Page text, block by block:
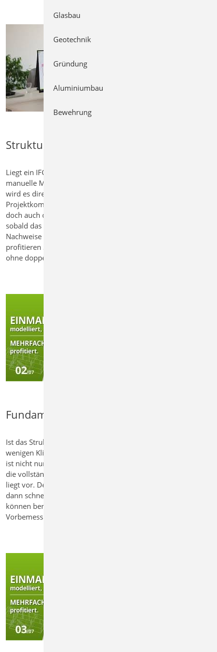
Strukturmodell ableiten
Liegt ein IFC-Modell aus dem BIM-Prozess vor, entfällt die
manuelle Modellierung des Strukturmodells. In diesem Fall
wird es direkt aus dem Architekturmodell abgeleitet. Je nach
Projektkomplexität ist etwas Zeit für die Aufbereitung nötig –
doch auch diese Investition zahlt sich mehrfach aus. Denn
sobald das Strukturmodell bereitsteht, werden alle
Nachweise und Analysen schneller durchgeführt. So
profitieren Sie auch hier von einem zentralen Modell – ganz
ohne doppelten Aufwand.
Fundamentplatte bemessen
Ist das Strukturmodell im StrukturEditor erstellt, lässt sich mit
wenigen Klicks eine vertikale Lastverteilung erzeugen. Damit
ist nicht nur das Lastniveau für jedes Bauteil bekannt – auch
die vollständige Belastungssituation der Fundamentplatte
liegt vor. Der Weg zum Bemessungsmodell in MicroFe ist
dann schnell und intuitiv. So sparen Sie wertvolle Zeit und
können bereits in frühen Projektphasen sichere
Vorbemessungen durchführen.
Glasbau
Geotechnik
Gründung
Aluminiumbau
Bewehrung